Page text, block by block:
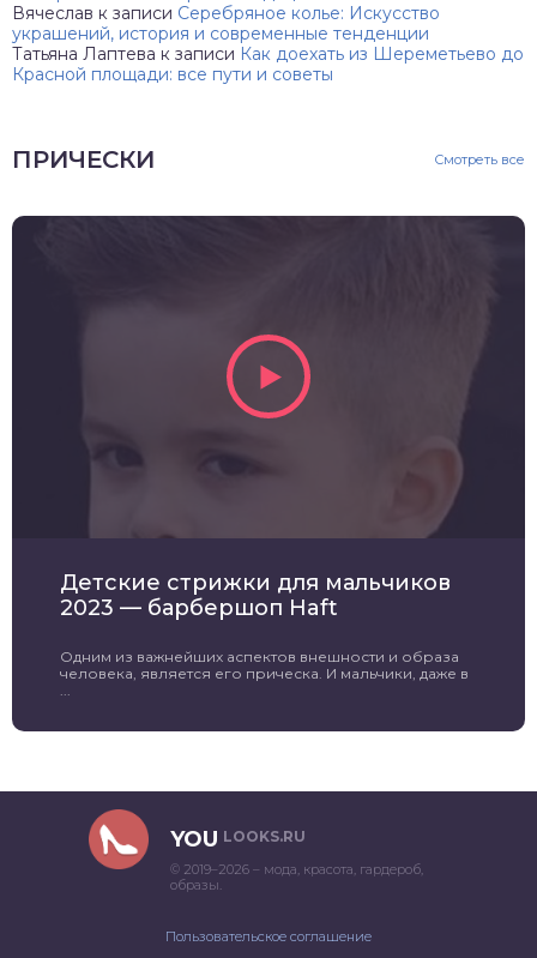
Вячеслав к записи Серебряное колье: Искусство
украшений, история и современные тенденции
Татьяна Лаптева к записи Как доехать из Шереметьево до
Красной площади: все пути и советы
ПРИЧЕСКИ Смотреть все
Детские стрижки для мальчиков
2023 — барбершоп Haft
Одним из важнейших аспектов внешности и образа
человека, является его прическа. И мальчики, даже в
YOU LOOKS.RU
© 2019–2026 – мода, красота, гардероб,
образы.
Пользовательское соглашение